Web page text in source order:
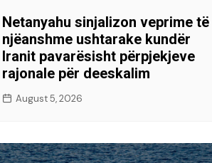
Netanyahu sinjalizon veprime të
njëanshme ushtarake kundër
Iranit pavarësisht përpjekjeve
rajonale për deeskalim
August 5, 2026